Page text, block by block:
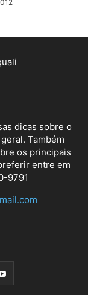
dicas sobre o
Também
os principais
entre em
9791